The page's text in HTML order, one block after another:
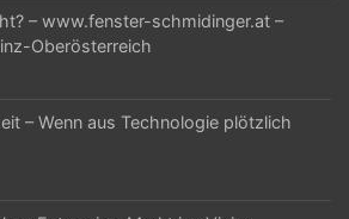
– www.fenster-schmidinger.at –
Oberösterreich
– Wenn aus Technologie plötzlich